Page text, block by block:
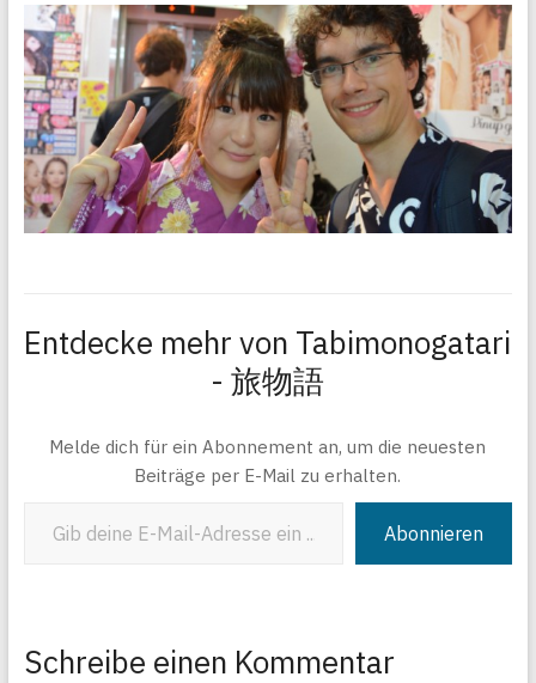
Entdecke mehr von Tabimonogatari
- 旅物語
Melde dich für ein Abonnement an, um die neuesten
Beiträge per E-Mail zu erhalten.
Abonnieren
Schreibe einen Kommentar